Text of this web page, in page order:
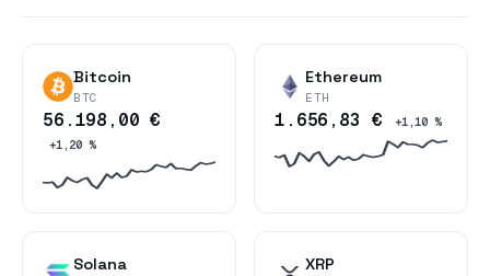
Bitcoin
BTC
56.198,00 €
+1,20 %
Ethereum
ETH
1.656,83 € +1,10 %
Solana XRP